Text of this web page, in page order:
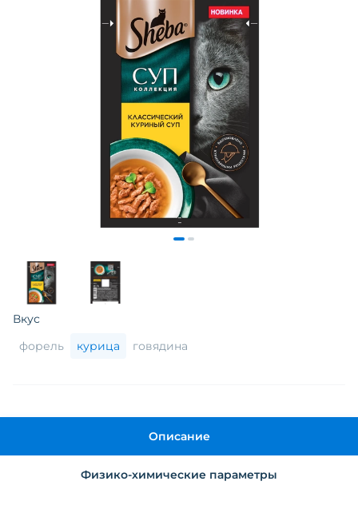
Вкус
форель
курица говядина
Описание
Физико-химические параметры